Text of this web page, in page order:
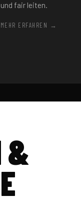
und fair leiten.
MEHR ERFAHREN →
&